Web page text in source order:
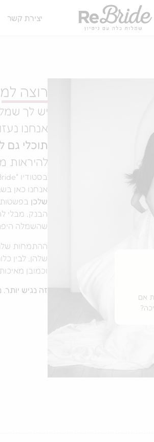
יצירת קשר
אם
רוצה
יש לך
אנחנו
תוכלי גם
להיראות
בסטודיו "ReBride" מאמינים שאפשר וצריך גם אחרת.
אנחנו כאן
שלכן בפשטות
הבנק, מבלי
שהשמלה
ההתמחות
שלהן, לבין
וכמובן
זה נגיש יותר.